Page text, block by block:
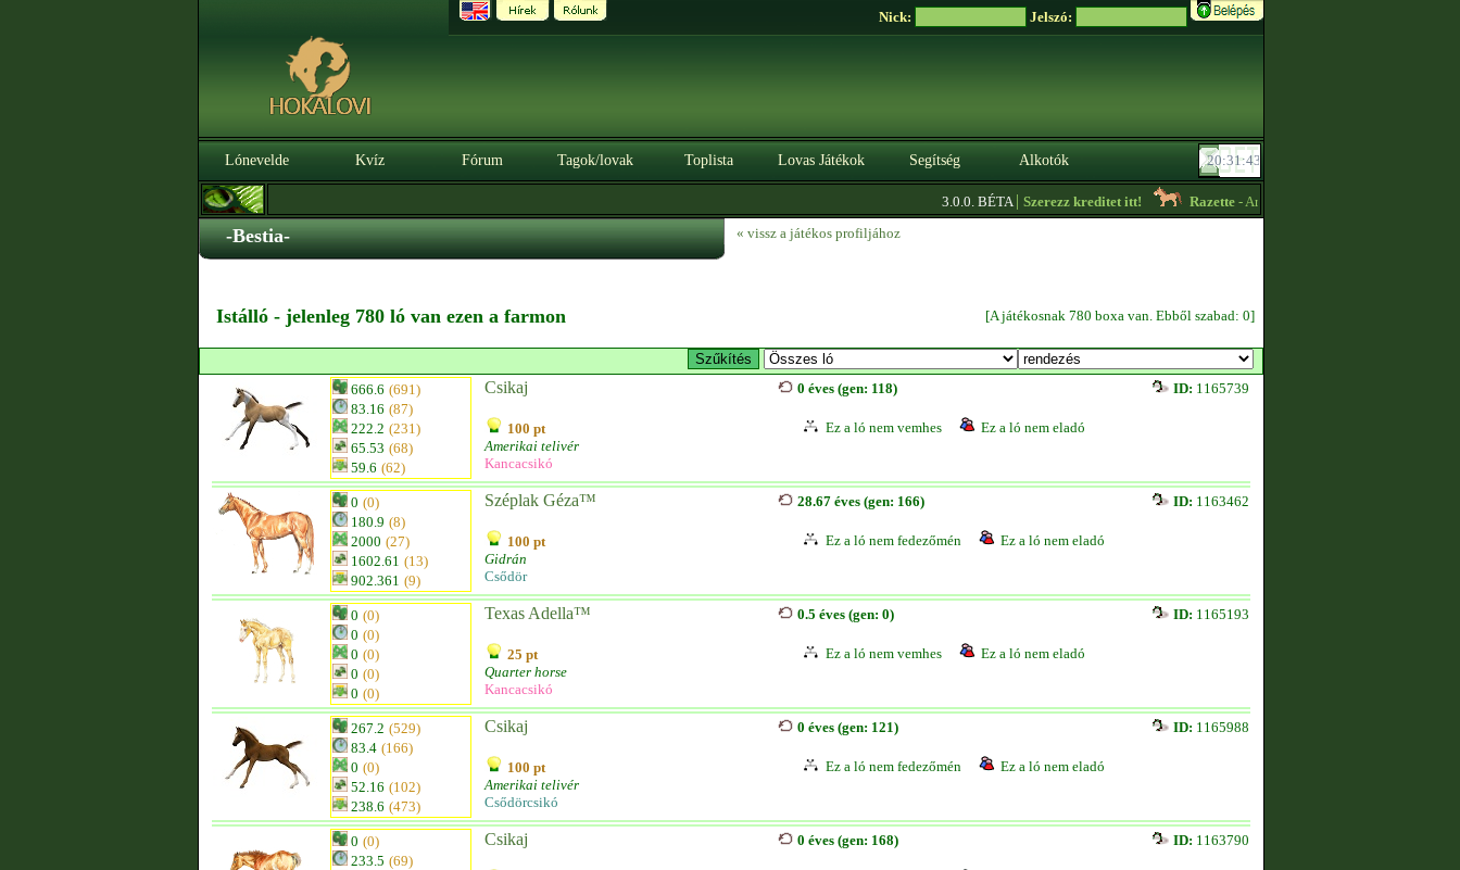
Nick: Jelszó:
Lónevelde Kvíz Fórum Tagok/lovak Toplista Lovas Játékok Segítség Alkotók
3.0.0. BÉTA|Szerezz kreditet itt! Razette- Arany színű akhalok eladóak.
-Bestia- « vissz a játékos profiljához
Istálló - jelenleg 780 ló van ezen a farmon [A játékosnak 780 boxa van. Ebből szabad: 0]
666.6 (691)
83.16 (87)
222.2 (231)
65.53 (68)
59.6 (62)
Csikaj
100 pt
Amerikai telivér
Kancacsikó
0 éves (gen: 118) ID: 1165739
Ez a ló nem vemhes Ez a ló nem eladó
0 (0)
180.9 (8)
2000 (27)
1602.61 (13)
902.361 (9)
Széplak Géza™
100 pt
Gidrán
Csődör
28.67 éves (gen: 166) ID: 1163462
Ez a ló nem fedezőmén Ez a ló nem eladó
0 (0)
0 (0)
0 (0)
0 (0)
0 (0)
Texas Adella™
25 pt
Quarter horse
Kancacsikó
0.5 éves (gen: 0) ID: 1165193
Ez a ló nem vemhes Ez a ló nem eladó
267.2 (529)
83.4 (166)
0 (0)
52.16 (102)
238.6 (473)
Csikaj
100 pt
Amerikai telivér
Csődörcsikó
0 éves (gen: 121) ID: 1165988
Ez a ló nem fedezőmén Ez a ló nem eladó
0 (0)
233.5 (69)
Csikaj 0 éves (gen: 168) ID: 1163790